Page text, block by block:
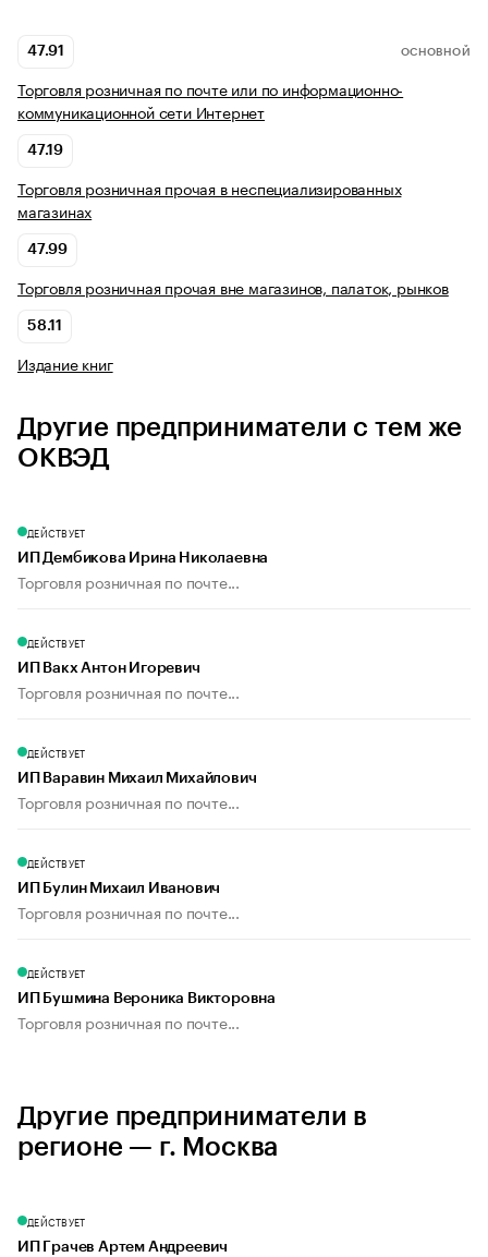
47.91 ОСНОВНОЙ
Торговля розничная по почте или по информационно-
коммуникационной сети Интернет
47.19
Торговля розничная прочая в неспециализированных
магазинах
47.99
Торговля розничная прочая вне магазинов, палаток, рынков
58.11
Издание книг
Другие предприниматели с тем же
ОКВЭД
ДЕЙСТВУЕТ
ИП Дембикова Ирина Николаевна
Торговля розничная по почте...
ДЕЙСТВУЕТ
ИП Вакх Антон Игоревич
Торговля розничная по почте...
ДЕЙСТВУЕТ
ИП Варавин Михаил Михайлович
Торговля розничная по почте...
ДЕЙСТВУЕТ
ИП Булин Михаил Иванович
Торговля розничная по почте...
ДЕЙСТВУЕТ
ИП Бушмина Вероника Викторовна
Торговля розничная по почте...
Другие предприниматели в
регионе — г. Москва
ДЕЙСТВУЕТ
ИП Грачев Артем Андреевич